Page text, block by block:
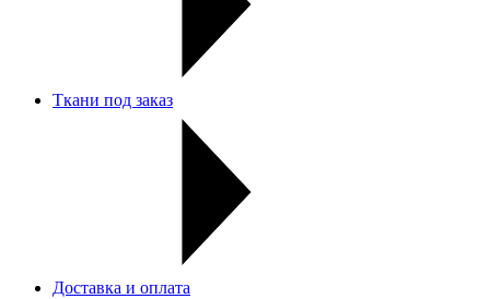
Ткани под заказ
Доставка и оплата